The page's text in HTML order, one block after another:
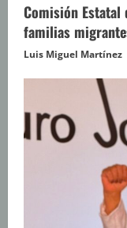
Comisión Estatal
familias
Luis Miguel Martínez